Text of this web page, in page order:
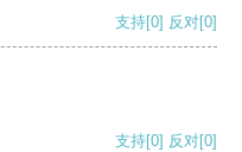
支持[0] 反对[0]
支持[0] 反对[0]